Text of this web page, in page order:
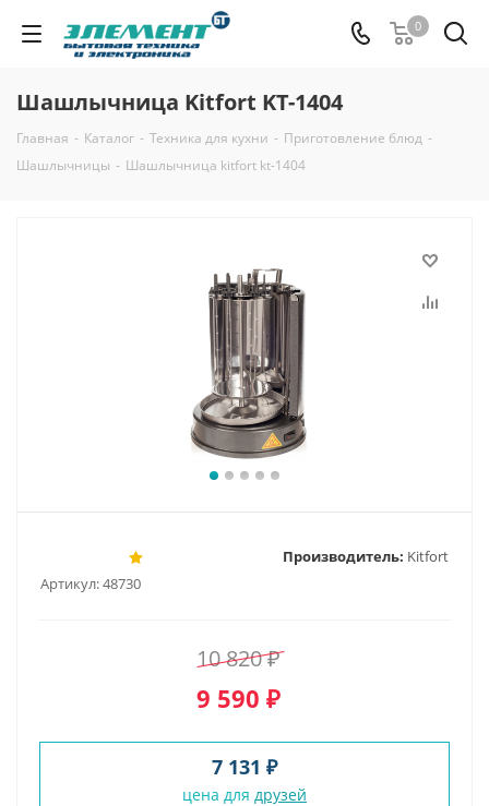
0
Шашлычница Kitfort KT-1404
Главная - Каталог - Техника для кухни - Приготовление блюд -
Шашлычницы - Шашлычница kitfort kt-1404
Артикул:48730
Производитель: Kitfort
10 820₽
9 590 ₽
7 131 ₽
цена для друзей